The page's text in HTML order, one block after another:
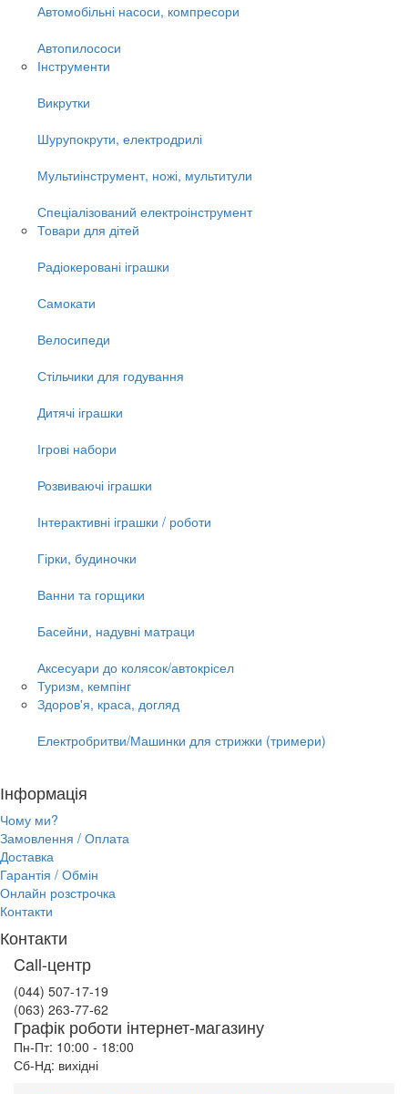
Автомобільні насоси, компресори
Автопилососи
Інструменти
Викрутки
Шурупокрути, електродрилі
Мультиінструмент, ножі, мультитули
Спеціалізований електроінструмент
Товари для дітей
Радіокеровані іграшки
Самокати
Велосипеди
Стільчики для годування
Дитячі іграшки
Ігрові набори
Розвиваючі іграшки
Інтерактивні іграшки / роботи
Гірки, будиночки
Ванни та горщики
Басейни, надувні матраци
Аксесуари до колясок/автокрісел
Туризм, кемпінг
Здоров'я, краса, догляд
Електробритви/Машинки для стрижки (тримери)
Інформація
Чому ми?
Замовлення / Оплата
Доставка
Гарантія / Обмін
Онлайн розстрочка
Контакти
Контакти
Call-центр
(044) 507-17-19
(063) 263-77-62
Графік роботи інтернет-магазину
Пн-Пт: 10:00 - 18:00
Сб-Нд: вихідні